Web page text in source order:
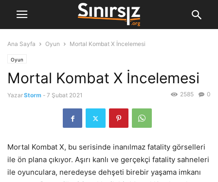
Ana Sayfa Oyun Mortal Kombat X İncelemesi
Oyun
Mortal Kombat X İncelemesi
YazarStorm - 7 Şubat 2021 0
2585
Mortal Kombat X, bu serisinde inanılmaz fatality görselleri
ile ön plana çıkıyor. Aşırı kanlı ve gerçekçi fatality sahneleri
ile oyunculara, neredeyse dehşeti birebir yaşama imkanı